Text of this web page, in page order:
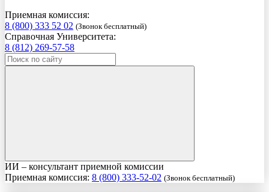
Приемная комиссия:
8 (800) 333 52 02 (Звонок бесплатный)
Справочная Университета:
8 (812) 269-57-58
ИИ – консультант приемной комиссии
Приемная комиссия: 8 (800) 333-52-02 (Звонок бесплатный)